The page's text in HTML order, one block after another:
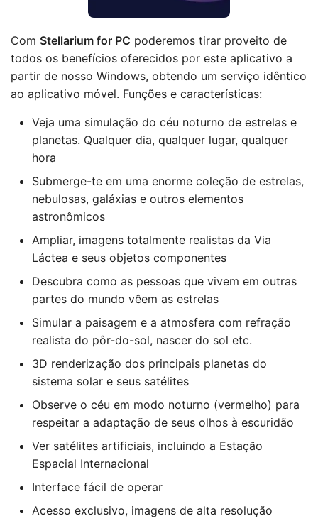
Com Stellarium for PC poderemos tirar proveito de
todos os benefícios oferecidos por este aplicativo a
partir de nosso Windows, obtendo um serviço idêntico
ao aplicativo móvel. Funções e características:
Veja uma simulação do céu noturno de estrelas e
planetas. Qualquer dia, qualquer lugar, qualquer
hora
Submerge-te em uma enorme coleção de estrelas,
nebulosas, galáxias e outros elementos
astronômicos
Ampliar, imagens totalmente realistas da Via
Láctea e seus objetos componentes
Descubra como as pessoas que vivem em outras
partes do mundo vêem as estrelas
Simular a paisagem e a atmosfera com refração
realista do pôr-do-sol, nascer do sol etc.
3D renderização dos principais planetas do
sistema solar e seus satélites
Observe o céu em modo noturno (vermelho) para
respeitar a adaptação de seus olhos à escuridão
Ver satélites artificiais, incluindo a Estação
Espacial Internacional
Interface fácil de operar
Acesso exclusivo, imagens de alta resolução